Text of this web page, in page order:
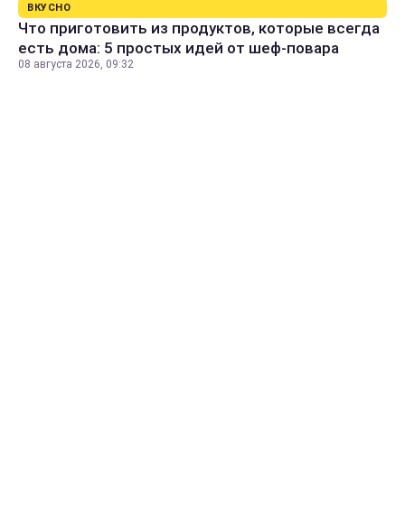
ВКУСНО
Что приготовить из продуктов, которые всегда
есть дома: 5 простых идей от шеф-повара
08 августа 2026, 09:32